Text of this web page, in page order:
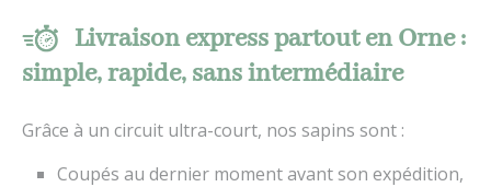
Livraison express partout en Orne :
simple, rapide, sans intermédiaire
Grâce à un circuit ultra-court, nos sapins sont :
Coupés au dernier moment avant son expédition,